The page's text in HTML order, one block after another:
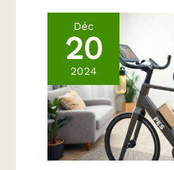
Déc
20
2024